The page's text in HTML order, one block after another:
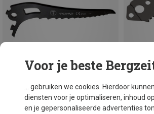
Je bespaart 26%
Voor je beste
... gebruiken we cookies. Hierdoor
diensten voor je optimaliseren, inhoud
en je gepersonaliseerde advertenties